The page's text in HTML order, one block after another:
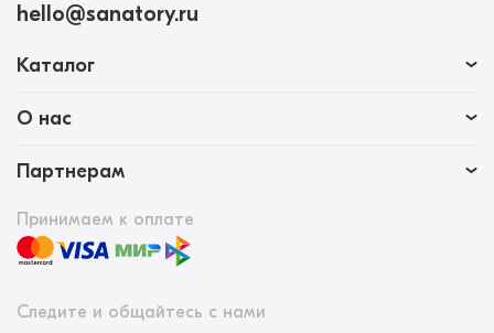
hello@sanatory.ru
Каталог
О нас
Партнерам
Принимаем к оплате
Следите и общайтесь с нами